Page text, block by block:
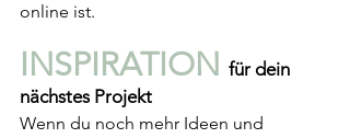
online ist.
INSPIRATION für dein
nächstes Projekt
Wenn du noch mehr Ideen und